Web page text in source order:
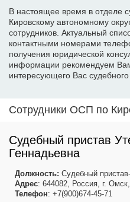
В настоящее время в отделе
Кировскому автономному
сотрудников. Актуальный
контактными номерами
получения юридической
информации рекомендуем
интересующего Вас судебного
Сотрудники ОСП по
Судебный пристав
Геннадьевна
Должность: Судебный
Адрес: 644082, Россия, г.
Телефон: +7(900)674-45-71